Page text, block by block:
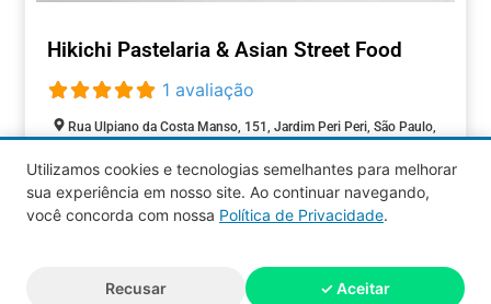
Hikichi Pastelaria & Asian Street Food
1 avaliação
Rua Ulpiano da Costa Manso, 151, Jardim Peri Peri, São Paulo,
ALIMENTAÇÃO Fechado agora:
reservados.
Utilizamos cookies e tecnologias semelhantes para melhorar
sua experiência em nosso site. Ao continuar navegando,
você concorda com nossa Política de Privacidade.
Recusar ✓ Aceitar